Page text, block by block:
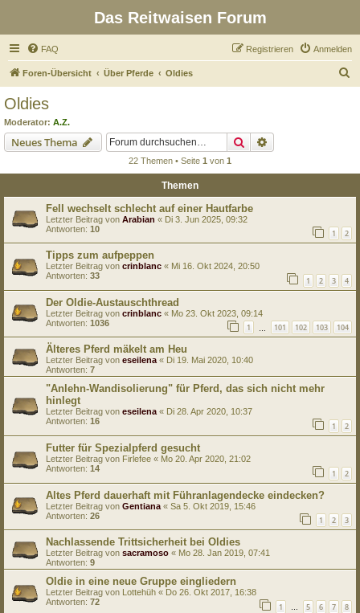
Das Reitwaisen Forum
FAQ Anmelden
Registrieren
Foren-Übersicht Über Pferde Oldies
Oldies
Moderator: A.Z.
Neues Thema Suche
22 Themen • Seite 1 von 1
Themen
Fell wechselt schlecht auf einer Hautfarbe
Letzter Beitrag von Arabian « Di 3. Jun 2025, 09:32
Antworten: 10 1 2
Tipps zum aufpeppen
Letzter Beitrag von crinblanc « Mi 16. Okt 2024, 20:50
Antworten: 33 1 2 3 4
Der Oldie-Austauschthread
Letzter Beitrag von crinblanc « Mo 23. Okt 2023, 09:14
Antworten: 1036 1 101 102 103 104
Älteres Pferd mäkelt am Heu
Letzter Beitrag von eseilena« Di 19. Mai 2020, 10:40
Antworten: 7
"Anlehn-Wandisolierung" für Pferd, das sich nicht mehr
hinlegt
Letzter Beitrag von eseilena« Di 28. Apr 2020, 10:37
Antworten: 16 1 2
Futter für Spezialpferd gesucht
Letzter Beitrag von Firlefee « Mo 20. Apr 2020, 21:02
Antworten: 14 1 2
Altes Pferd dauerhaft mit Führanlagendecke eindecken?
Letzter Beitrag von Gentiana « Sa 5. Okt 2019, 15:46
Antworten: 26 1 2 3
Nachlassende Trittsicherheit bei Oldies
Letzter Beitrag von sacramoso « Mo 28. Jan 2019, 07:41
Antworten: 9
Oldie in eine neue Gruppe eingliedern
Letzter Beitrag von Lottehüh « Do 26. Okt 2017, 16:38
Antworten: 72 1 … 5 6 7 8